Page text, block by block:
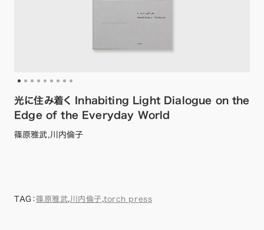
光に住み着く Inhabiting Light Dialogue on the
Edge of the Everyday World
篠原雅武,川内倫子
TAG：篠原雅武,川内倫子,torch press